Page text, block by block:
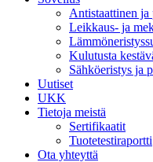
Antistaattinen ja
Leikkaus- ja
Kulutusta
Sähköeristys ja
Uutiset
UKK
Tietoja meistä
Sertifikaatit
Tuotetestiraportti
Ota yhteyttä